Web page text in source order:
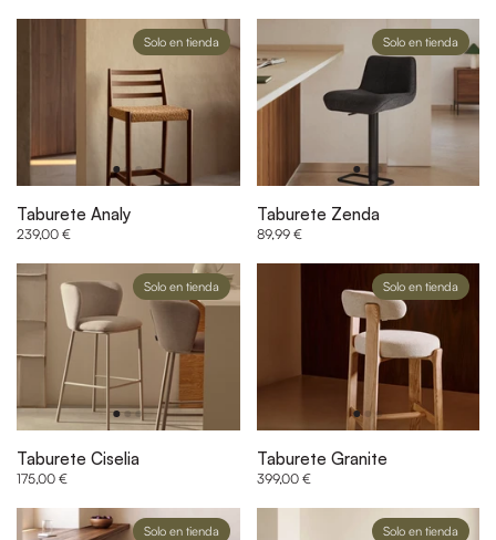
Taburete Analy
239,00 €
Solo en tienda
Taburete Zenda
89,99 €
Solo en tienda
Taburete Ciselia
175,00 €
Solo en tienda
Taburete Granite
399,00 €
Solo en tienda
Solo en tienda Solo en tienda